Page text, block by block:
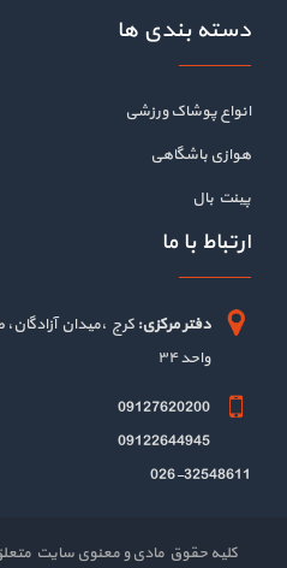
دسته بندی ها
انواع پوشاک ورزشی
هوازی باشگاهی
پینت بال
ارتباط با ما
دفتر مرکزی:
واحد ۳۴
09127620200
09122644945
026-32548611
کلیه حقوق مادی و معنوی سایت